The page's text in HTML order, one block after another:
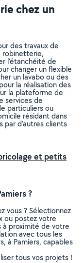
chez un
des travaux de
robinetterie,
l’étanchéité de
changer un flexible
un lavabo ou des
la réalisation des
la plateforme de
services de
particuliers ou
résidant dans
par d’autres clients
et petits
?
vous ? Sélectionnez
ou postez votre
proximité de votre
avec tous les
à Pamiers, capables
tous vos projets !